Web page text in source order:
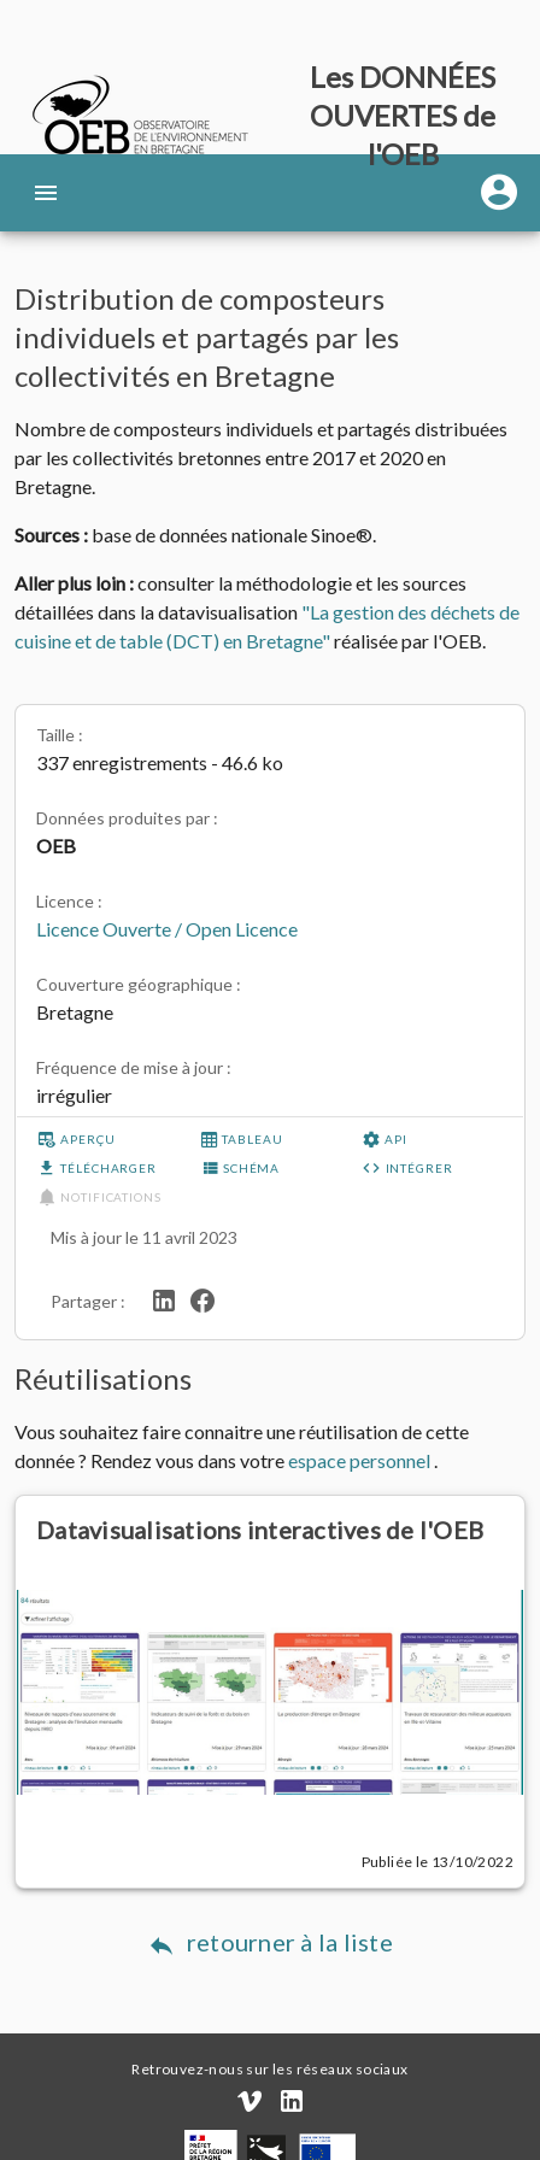
Les DONNÉES
OUVERTES de
l'OEB
Distribution de composteurs
individuels et partagés par les
collectivités en Bretagne
Nombre de composteurs individuels et partagés distribuées
par les collectivités bretonnes entre 2017 et 2020 en
Bretagne.
Sources : base de données nationale Sinoe®.
Aller plus loin :consulter la méthodologie et les sources
détaillées dans la datavisualisation "La gestion des déchets de
cuisine et de table (DCT) en Bretagne"réalisée par l'OEB.
Taille :
337 enregistrements - 46.6 ko
Données produites par :
OEB
Licence :
Licence Ouverte / Open Licence
Couverture géographique :
Bretagne
Fréquence de mise à jour :
irrégulier
APERÇU TABLEAU
API
TÉLÉCHARGER
SCHÉMA
INTÉGRER
NOTIFICATIONS
Mis à jour le 11 avril 2023
Partager :
Réutilisations
Vous souhaitez faire connaitre une réutilisation de cette
donnée ? Rendez vous dans votreespace personnel.
Datavisualisations interactives de l'OEB
Publiée le 13/10/2022
retourner à la liste
Retrouvez-nous sur les réseaux sociaux